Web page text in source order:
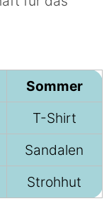
Sommer
T-Shirt
Sandalen
Strohhut